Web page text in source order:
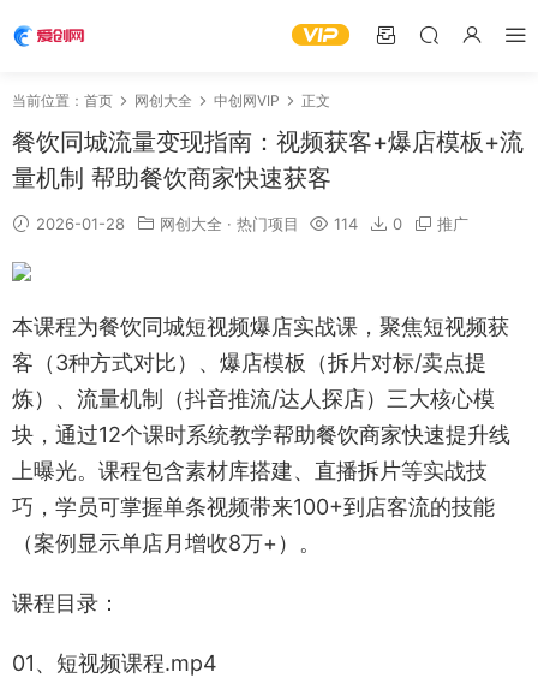
当前位置： 首页 网创大全 中创网VIP 正文
餐饮同城流量变现指南：视频获客+爆店模板+流
量机制 帮助餐饮商家快速获客
2026-01-28 网创大全 · 热门项目 114 0 推广
本课程为餐饮同城短视频爆店实战课，聚焦短视频获
客（3种方式对比）、爆店模板（拆片对标/卖点提
炼）、流量机制（抖音推流/达人探店）三大核心模
块，通过12个课时系统教学帮助餐饮商家快速提升线
上曝光。课程包含素材库搭建、直播拆片等实战技
巧，学员可掌握单条视频带来100+到店客流的技能
（案例显示单店月增收8万+）。
课程目录：
01、短视频课程.mp4